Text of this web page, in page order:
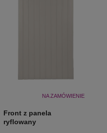
NA ZAMÓWIENIE
Front z panela
ryflowany